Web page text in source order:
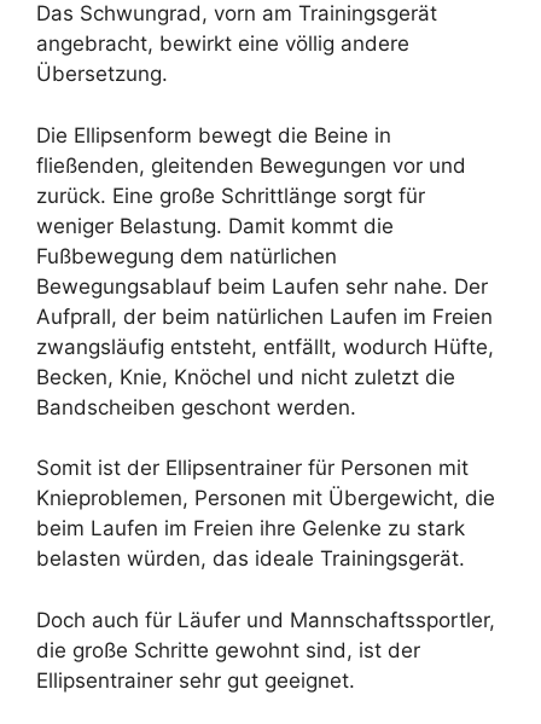
Das Schwungrad, vorn am Trainingsgerät
angebracht, bewirkt eine völlig andere
Übersetzung.
Die Ellipsenform bewegt die Beine in
fließenden, gleitenden Bewegungen vor und
zurück. Eine große Schrittlänge sorgt für
weniger Belastung. Damit kommt die
Fußbewegung dem natürlichen
Bewegungsablauf beim Laufen sehr nahe. Der
Aufprall, der beim natürlichen Laufen im Freien
zwangsläufig entsteht, entfällt, wodurch Hüfte,
Becken, Knie, Knöchel und nicht zuletzt die
Bandscheiben geschont werden.
Somit ist der Ellipsentrainer für Personen mit
Knieproblemen, Personen mit Übergewicht, die
beim Laufen im Freien ihre Gelenke zu stark
belasten würden, das ideale Trainingsgerät.
Doch auch für Läufer und Mannschaftssportler,
die große Schritte gewohnt sind, ist der
Ellipsentrainer sehr gut geeignet.